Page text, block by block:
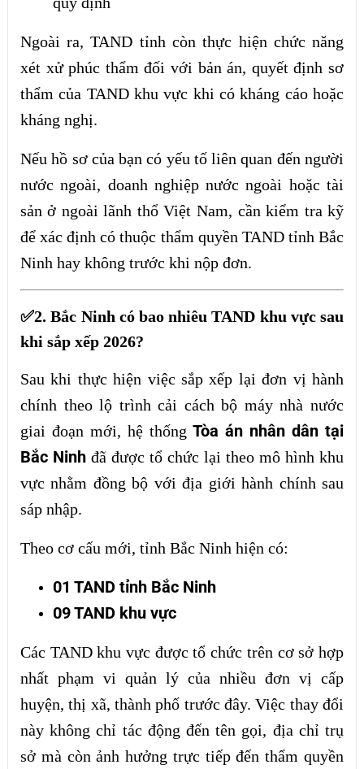
Ngoài ra, TAND tỉnh còn thực hiện chức năng
xét xử phúc thẩm đối với bản án, quyết định sơ
thẩm của TAND khu vực khi có kháng cáo hoặc
kháng nghị.
Nếu hồ sơ của bạn có yếu tố liên quan đến người
nước ngoài, doanh nghiệp nước ngoài hoặc tài
sản ở ngoài lãnh thổ Việt Nam, cần kiểm tra kỹ
để xác định có thuộc thẩm quyền TAND tỉnh Bắc
Ninh hay không trước khi nộp đơn.
✅2. Bắc Ninh có bao nhiêu TAND khu vực sau
khi sắp xếp 2026?
Sau khi thực hiện việc sắp xếp lại đơn vị hành
chính theo lộ trình cải cách bộ máy nhà nước
giai đoạn mới, hệ thốngTòa án nhân dân tại
Bắc Ninhđã được tổ chức lại theo mô hình khu
vực nhằm đồng bộ với địa giới hành chính sau
sáp nhập.
Theo cơ cấu mới, tỉnh Bắc Ninh hiện có:
01 TAND tỉnh Bắc Ninh
09 TAND khu vực
Các TAND khu vực được tổ chức trên cơ sở hợp
nhất phạm vi quản lý của nhiều đơn vị cấp
huyện, thị xã, thành phố trước đây. Việc thay đổi
này không chỉ tác động đến tên gọi, địa chỉ trụ
sở mà còn ảnh hưởng trực tiếp đến thẩm quyền